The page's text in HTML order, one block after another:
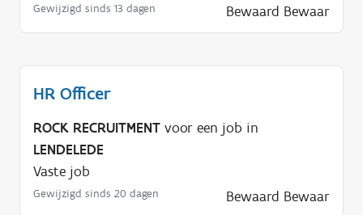
Gewijzigd sinds 13 dagen Bewaard Bewaar
HR Officer
ROCK RECRUITMENT voor een job in
LENDELEDE
Vaste job
Gewijzigd sinds 20 dagen Bewaard Bewaar